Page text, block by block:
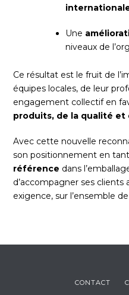
Une
niveaux de
Ce résultat est le fruit de
équipes locales, de leur
engagement collectif en
produits, de la qualité
Avec cette nouvelle
son positionnement en
référence dans
d’accompagner ses
exigence, sur l’ensemble
CONTACT